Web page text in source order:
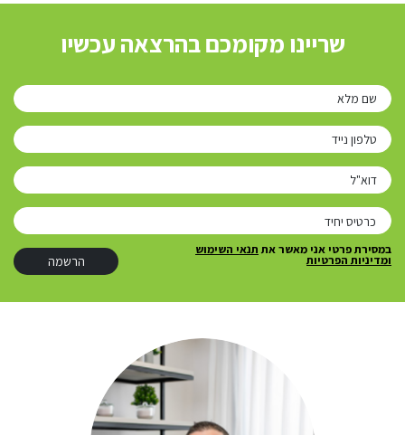
שריינו מקומכם בהרצאה עכשיו
שם מלא
טלפון נייד
דוא"ל
במסירת פרטי אני מאשר את תנאי השימוש
ומדיניות הפרטיות